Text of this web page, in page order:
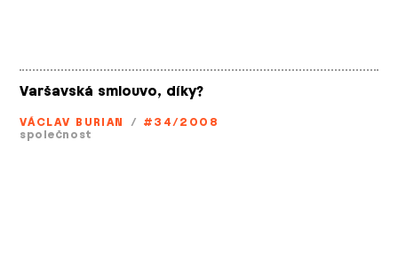
Varšavská smlouvo, díky?
VÁCLAV BURIAN / #34/2008
společnost